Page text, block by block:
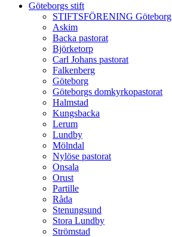
Göteborgs stift
STIFTSFÖRENING Göteborg
Askim
Backa pastorat
Björketorp
Carl Johans pastorat
Falkenberg
Göteborg
Göteborgs domkyrkopastorat
Halmstad
Kungsbacka
Lerum
Lundby
Mölndal
Nylöse pastorat
Onsala
Orust
Partille
Råda
Stenungsund
Stora Lundby
Strömstad